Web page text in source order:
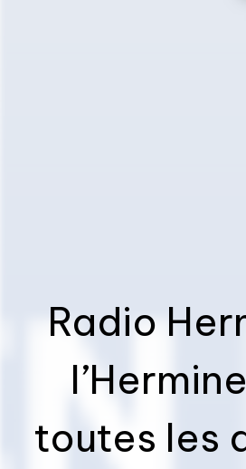
Radio
toutes les